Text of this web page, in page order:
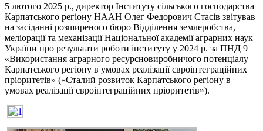
5 лютого 2025 р., директор Інституту сільського господарства
Карпатського регіону НААН Олег Федорович Стасів звітував
на засіданні розширеного бюро Відділення землеробства,
меліорації та механізації Національної академії аграрних наук
України про результати роботи інституту у 2024 р. за ПНД 9
«Використання аграрного ресурсновиробничого потенціалу
Карпатського регіону в умовах реалізації євроінтеграційних
пріоритетів» («Сталий розвиток Карпатського регіону в
умовах реалізації євроінтеграційних пріоритетів»).